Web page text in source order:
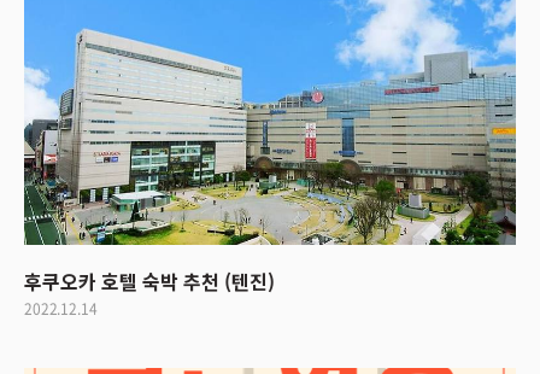
후쿠오카 호텔 숙박 추천 (텐진)
2022.12.14